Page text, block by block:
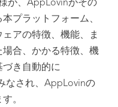
が、AppLovinがその
プラットフォーム、
アの特徴、機能、ま
合、かかる特徴、機
き自動的に
なされ、AppLovinの
す。